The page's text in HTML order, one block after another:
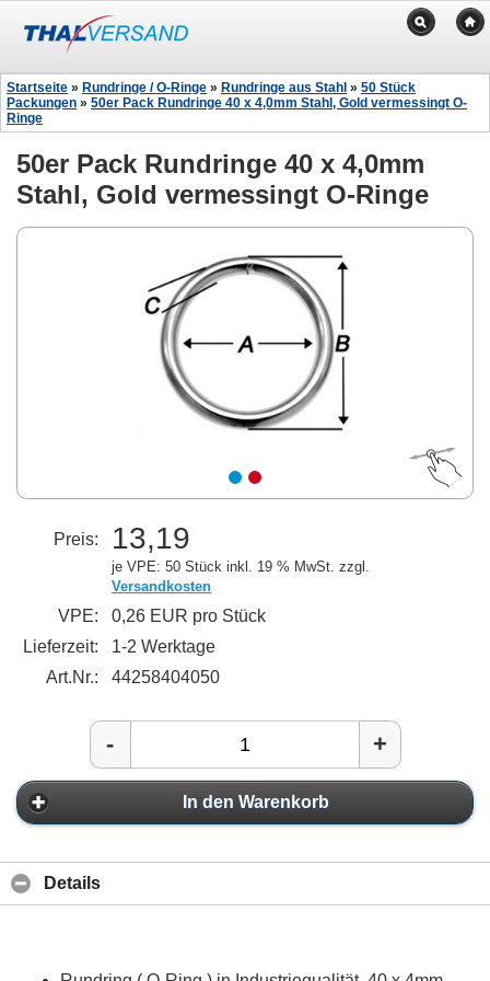
Startseite » Rundringe / O-Ringe » Rundringe aus Stahl » 50 Stück
Packungen » 50er Pack Rundringe 40 x 4,0mm Stahl, Gold vermessingt O-
Ringe
50er Pack Rundringe 40 x 4,0mm
Stahl, Gold vermessingt O-Ringe
Preis: 13,19
je VPE: 50 Stück inkl. 19 % MwSt. zzgl.
Versandkosten
VPE:
0,26 EUR pro Stück
Lieferzeit:
1-2 Werktage
Art.Nr.:
44258404050
- +
In den Warenkorb
Details